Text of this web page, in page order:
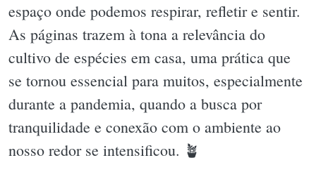
espaço onde podemos respirar, refletir e sentir.
As páginas trazem à tona a relevância do
cultivo de espécies em casa, uma prática que
se tornou essencial para muitos, especialmente
durante a pandemia, quando a busca por
tranquilidade e conexão com o ambiente ao
nosso redor se intensificou. 🪴